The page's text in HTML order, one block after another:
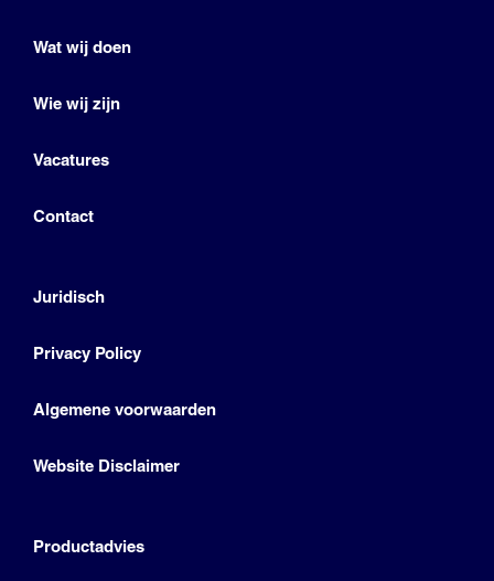
Wat wij doen
Wie wij zijn
Vacatures
Contact
Juridisch
Privacy Policy
Algemene voorwaarden
Website Disclaimer
Productadvies